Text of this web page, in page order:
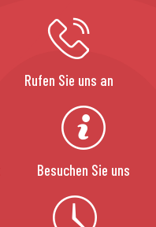
Rufen Sie uns an
Besuchen Sie uns